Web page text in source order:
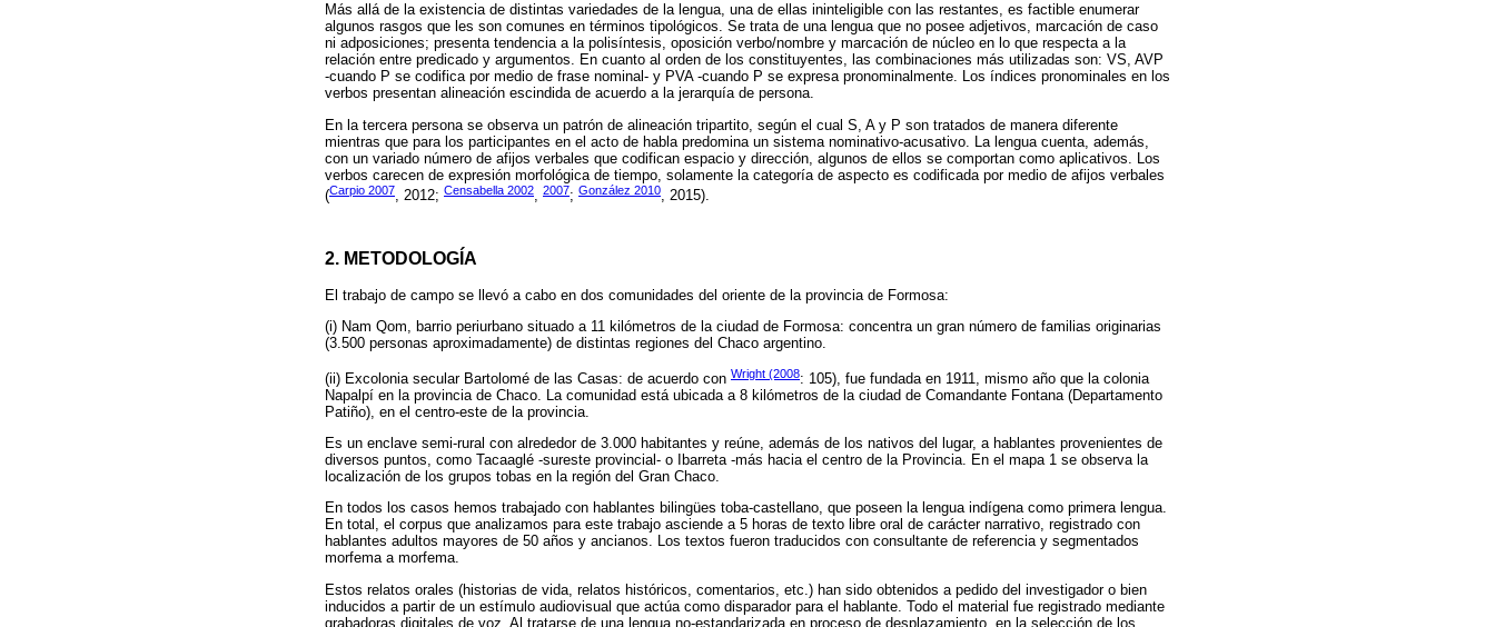
Más allá de la existencia de distintas variedades de la lengua, una de ellas ininteligible con las restantes, es factible enumerar
algunos rasgos que les son comunes en términos tipológicos. Se trata de una lengua que no posee adjetivos, marcación de caso
ni adposiciones; presenta tendencia a la polisíntesis, oposición verbo/nombre y marcación de núcleo en lo que respecta a la
relación entre predicado y argumentos. En cuanto al orden de los constituyentes, las combinaciones más utilizadas son: VS, AVP
-cuando P se codifica por medio de frase nominal- y PVA -cuando P se expresa pronominalmente. Los índices pronominales en los
verbos presentan alineación escindida de acuerdo a la jerarquía de persona.
En la tercera persona se observa un patrón de alineación tripartito, según el cual S, A y P son tratados de manera diferente
mientras que para los participantes en el acto de habla predomina un sistema nominativo-acusativo. La lengua cuenta, además,
con un variado número de afijos verbales que codifican espacio y dirección, algunos de ellos se comportan como aplicativos. Los
verbos carecen de expresión morfológica de tiempo, solamente la categoría de aspecto es codificada por medio de afijos verbales
(Carpio 2007 , 2012; Censabella 2002 2007; González 2010 , 2015).
2. METODOLOGÍA
El trabajo de campo se llevó a cabo en dos comunidades del oriente de la provincia de Formosa:
(i) Nam Qom, barrio periurbano situado a 11 kilómetros de la ciudad de Formosa: concentra un gran número de familias originarias
(3.500 personas aproximadamente) de distintas regiones del Chaco argentino.
(ii) Excolonia secular Bartolomé de las Casas: de acuerdo con Wright (2008: 105), fue fundada en 1911, mismo año que la colonia
Napalpí en la provincia de Chaco. La comunidad está ubicada a 8 kilómetros de la ciudad de Comandante Fontana (Departamento
Patiño), en el centro-este de la provincia.
Es un enclave semi-rural con alrededor de 3.000 habitantes y reúne, además de los nativos del lugar, a hablantes provenientes de
diversos puntos, como Tacaaglé -sureste provincial- o Ibarreta -más hacia el centro de la Provincia. En el mapa 1 se observa la
localización de los grupos tobas en la región del Gran Chaco.
En todos los casos hemos trabajado con hablantes bilingües toba-castellano, que poseen la lengua indígena como primera lengua.
En total, el corpus que analizamos para este trabajo asciende a 5 horas de texto libre oral de carácter narrativo, registrado con
hablantes adultos mayores de 50 años y ancianos. Los textos fueron traducidos con consultante de referencia y segmentados
morfema a morfema.
Estos relatos orales (historias de vida, relatos históricos, comentarios, etc.) han sido obtenidos a pedido del investigador o bien
inducidos a partir de un estímulo audiovisual que actúa como disparador para el hablante. Todo el material fue registrado mediante
grabadoras digitales de voz. Al tratarse de una lengua no-estandarizada en proceso de desplazamiento, en la selección de los